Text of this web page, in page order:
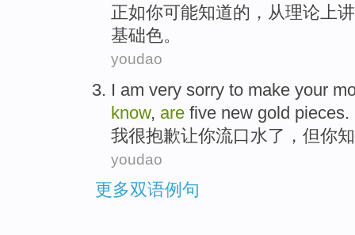
正如你可能知道的， 从理论上讲
基础色。
youdao
I am very sorry to make your
know, are five new gold pieces.
我很抱歉让你流口水了， 但你
youdao
更多双语例句